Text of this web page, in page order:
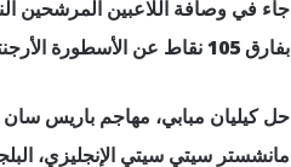
بفارق 105 نقاط عن الأسطورة الأرجنتيني.